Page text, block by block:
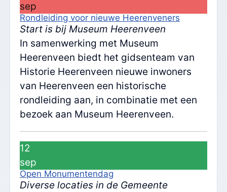
sep
Rondleiding voor nieuwe Heerenveners
Start is bij Museum Heerenveen
In samenwerking met Museum
Heerenveen biedt het gidsenteam van
Historie Heerenveen nieuwe inwoners
van Heerenveen een historische
rondleiding aan, in combinatie met een
bezoek aan Museum Heerenveen.
12
sep
Open Monumentendag
Diverse locaties in de Gemeente